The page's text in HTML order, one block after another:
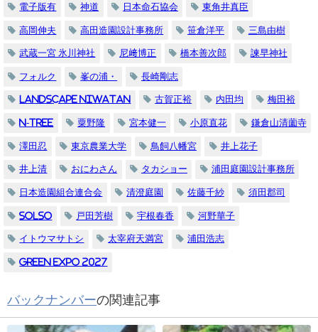
電子版有 神道 日本命石協会 東角井真臣
高岡伸夫 高田造園設計事務所 笹倉洋平 三島由樹
武蔵一宮 氷川神社 尼﨑博正 橋本善次郎 諫早神社
フォルク 峯の浦・ 長崎剛志
LANDSCAPE NIWATAN 古賀正裕 内田均 梅田裕
N-tree 粟野隆 宮本健一 小原直花 鎌倉山清薗寺
澤田忍 東京農業大学 鳥飼八幡宮 井上花子
井上清 おにわさん タカショー 浦田庭園設計事務所
日本造園組合連合会 清澄庭園 佐藤千紗 須田郡司
SOLSO 戸田芳樹 宇根春香 河野華子
イトウマサトシ 太宰府天満宮 浦田浩志
GREEN EXPO 2027
バックナンバーの関連記事